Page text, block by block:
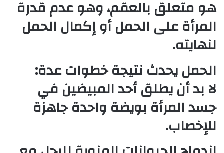
هو متعلق بالعقم، وهو عدم قدرة
المرأة على الحمل أو إكمال الحمل
لنهايته.
الحمل يحدث نتيجة خطوات عدة:
لا بد أن يطلق أحد المبيضين في
جسد المرأة بويضة واحدة جاهزة
للإخصاب.